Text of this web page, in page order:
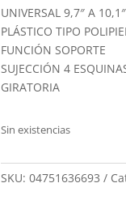
UNIVERSAL 9,7″ A 10,1″
PLÁSTICO TIPO
FUNCIÓN SOPORTE
SUJECCIÓN 4
GIRATORIA
Sin existencias
SKU: 04751636693